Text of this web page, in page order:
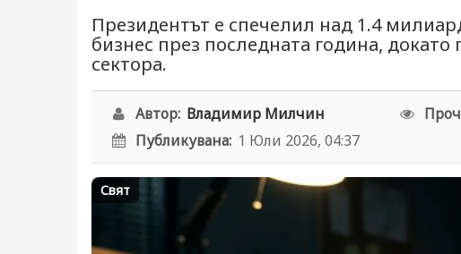
Президентът е спечелил над 1.4
бизнес през последната година,
сектора.
Автор: Владимир Милчин
Публикувана: 1 Юли 2026, 04:37
Свят